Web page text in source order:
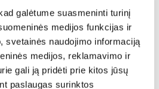
galėtume suasmeninti turinį
medijos funkcijas ir
svetainės naudojimo informaciją
medijos, reklamavimo ir
gali ją pridėti prie kitos jūsų
paslaugas surinktos
-
stilius jūsų
svarbiausių interjero elementų,